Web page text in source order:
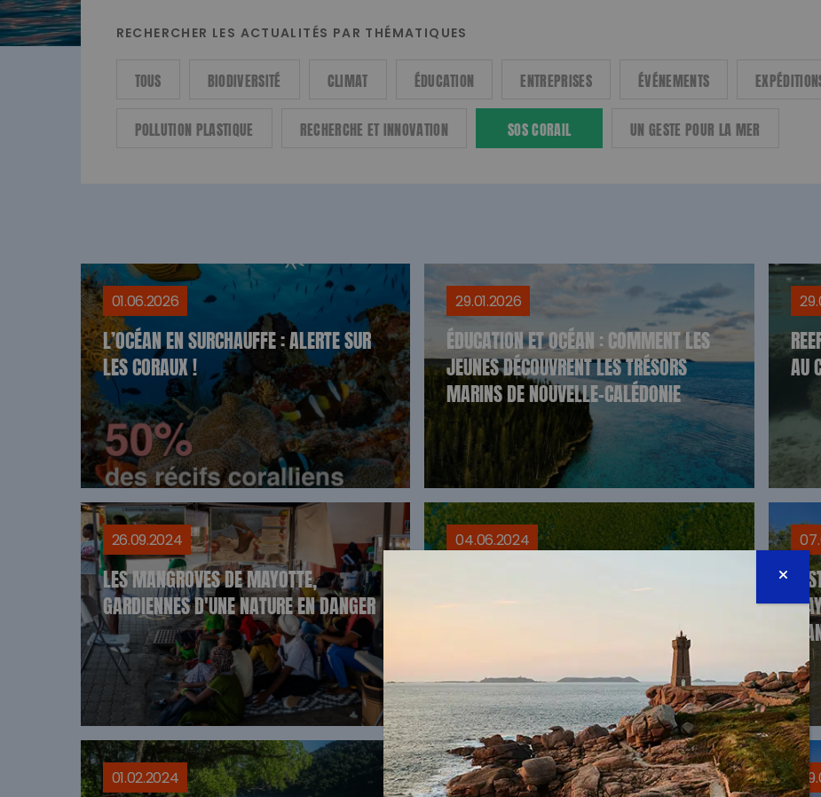
RECHERCHER LES ACTUALITÉS PAR THÉMATIQUES
TOUS BIODIVERSITÉ CLIMAT ÉDUCATION ENTREPRISES ÉVÉNEMENTS
POLLUTION PLASTIQUE RECHERCHE ET INNOVATION SOS CORAIL UN GESTE POUR LA MER
L’OCÉAN EN SURCHAUFFE : ALERTE SUR
LES CORAUX !
01.06.2026
ÉDUCATION ET OCÉAN : COMMENT LES
JEUNES DÉCOUVRENT LES TRÉSORS
MARINS DE NOUVELLE-CALÉDONIE
29.01.2026
AU
LES MANGROVES DE MAYOTTE,
GARDIENNES D'UNE NATURE EN DANGER
26.09.2024
MANGROVES SOS CORAIL
04.06.2024
01.02.2024 30.01.2024